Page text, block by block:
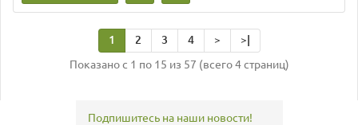
1 2 3 4 >
>|
Показано с 1 по 15 из 57 (всего 4 страниц)
Подпишитесь на наши новости!